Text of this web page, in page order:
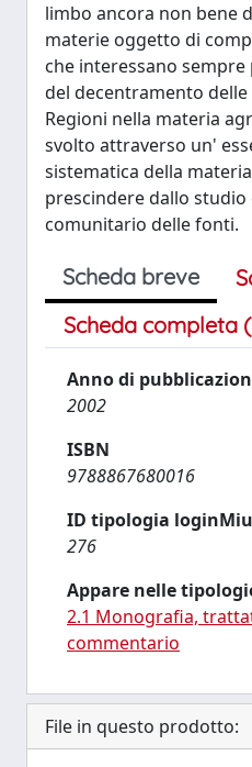
limbo ancora non bene
materie oggetto di
che interessano
del decentramento
Regioni nella materia
svolto attraverso un'
sistematica della
prescindere dallo
comunitario delle fonti.
Scheda breve
Scheda completa
Anno di
2002
ISBN
9788867680016
ID tipologia
276
Appare nelle
2.1 Monografia,
commentario
File in questo prodotto: